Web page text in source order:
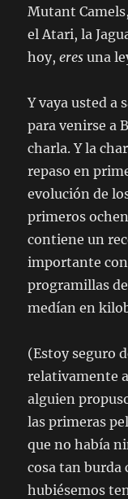
Mutant
el Atari, la
hoy,eres una
Y vaya usted a
para venirse a
charla. Y la
repaso en
evolución de
primeros
contiene un
importante
programillas
medían en
(Estoy seguro
relativamente
alguien
las primeras
que no había
cosa tan burda
hubiésemos